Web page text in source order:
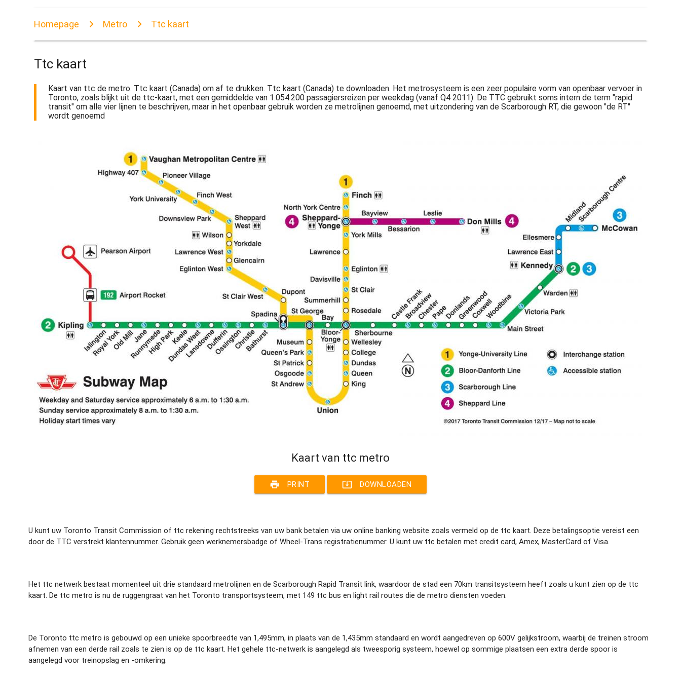
Homepage Metro Ttc kaart
Ttc kaart
Kaart van ttc de metro. Ttc kaart (Canada) om af te drukken. Ttc kaart (Canada) te downloaden. Het metrosysteem is een zeer populaire vorm van openbaar vervoer in
Toronto, zoals blijkt uit de ttc-kaart, met een gemiddelde van 1.054.200 passagiersreizen per weekdag (vanaf Q4 2011). De TTC gebruikt soms intern de term "rapid
transit" om alle vier lijnen te beschrijven, maar in het openbaar gebruik worden ze metrolijnen genoemd, met uitzondering van de Scarborough RT, die gewoon "de RT"
wordt genoemd
Kaart van ttc metro
print PRINT system_update_alt DOWNLOADEN
U kunt uw Toronto Transit Commission of ttc rekening rechtstreeks van uw bank betalen via uw online banking website zoals vermeld op de ttc kaart. Deze betalingsoptie vereist een
door de TTC verstrekt klantennummer. Gebruik geen werknemersbadge of Wheel-Trans registratienummer. U kunt uw ttc betalen met credit card, Amex, MasterCard of Visa.
Het ttc netwerk bestaat momenteel uit drie standaard metrolijnen en de Scarborough Rapid Transit link, waardoor de stad een 70km transitsysteem heeft zoals u kunt zien op de ttc
kaart. De ttc metro is nu de ruggengraat van het Toronto transportsysteem, met 149 ttc bus en light rail routes die de metro diensten voeden.
De Toronto ttc metro is gebouwd op een unieke spoorbreedte van 1,495mm, in plaats van de 1,435mm standaard en wordt aangedreven op 600V gelijkstroom, waarbij de treinen stroom
afnemen van een derde rail zoals te zien is op de ttc kaart. Het gehele ttc-netwerk is aangelegd als tweesporig systeem, hoewel op sommige plaatsen een extra derde spoor is
aangelegd voor treinopslag en -omkering.